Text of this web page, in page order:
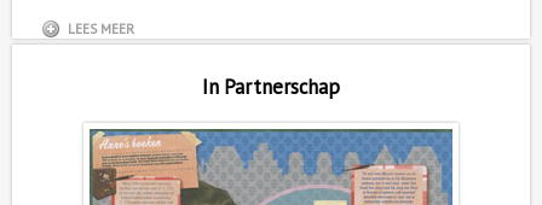
LEES MEER
In Partnerschap